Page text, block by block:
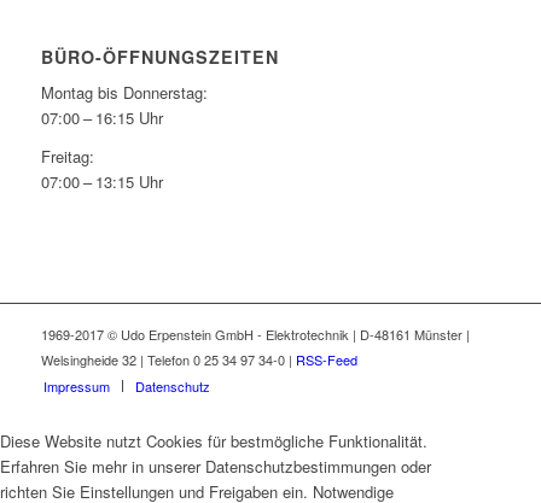
BÜRO-ÖFFNUNGSZEITEN
Montag bis Donnerstag:
07:00 – 16:15 Uhr
Freitag:
07:00 – 13:15 Uhr
1969-2017 © Udo Erpenstein GmbH - Elektrotechnik | D-48161 Münster |
Welsingheide 32 | Telefon 0 25 34 97 34-0 | RSS-Feed
Impressum
Datenschutz
Diese Website nutzt Cookies für bestmögliche Funktionalität.
Erfahren Sie mehr in unserer Datenschutzbestimmungen oder
richten Sie Einstellungen und Freigaben ein. Notwendige